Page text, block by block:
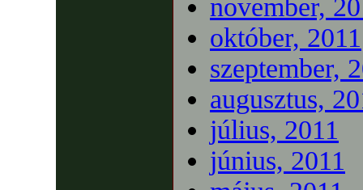
november,
október, 2011
szeptember,
augusztus,
július, 2011
június, 2011